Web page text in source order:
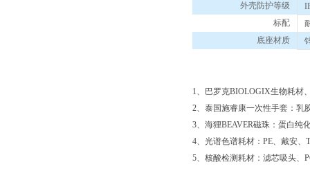
外壳防护等级
标配
底座材质
1、巴罗克BIOLOGIX生物耗材
2、泰国施睿康一次性手套：乳
3、海狸BEAVER磁珠：蛋白纯
4、光谱色谱耗材：PE、戴安、
5、核酸检测耗材：滤芯吸头、